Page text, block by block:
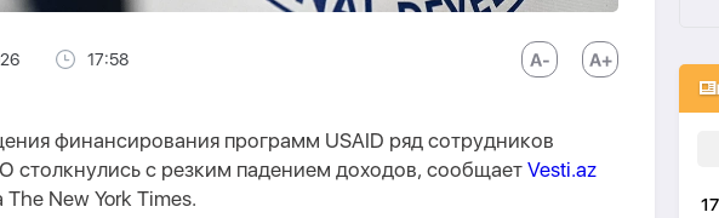
17:58
финансирования программ USAID ряд сотрудников
столкнулись с резким падением доходов, сообщает Vesti.az
New York Times.